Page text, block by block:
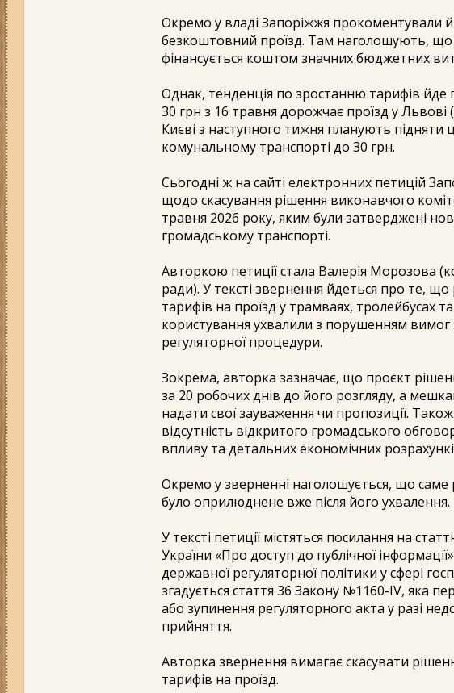
Окремо у владі Запоріжжя прокоментували й
безкоштовний проїзд. Там наголошують, що
фінансується коштом значних бюджетних
Однак, тенденція по зростанню тарифів йде
30 грн з 16 травня дорожчає проїзд у
Києві з наступного тижня планують підняти
комунальному транспорті до 30 грн.
Сьогодні ж на сайті електронних петицій
щодо скасування рішення виконавчого
травня 2026 року, яким були затверджені
громадському транспорті.
Авторкою петиції стала Валерія Морозова
ради). У тексті звернення йдеться про те,
тарифів на проїзд у трамваях, тролейбусах
користування ухвалили з порушенням
регуляторної процедури.
Зокрема, авторка зазначає, що проєкт
за 20 робочих днів до його розгляду, а
надати свої зауваження чи пропозиції.
відсутність відкритого громадського
впливу та детальних економічних
Окремо у зверненні наголошується, що
було оприлюднене вже після його ухвалення.
У тексті петиції містяться посилання на
України «Про доступ до публічної
державної регуляторної політики у сфері
згадується стаття 36 Закону №1160-IV, яка
або зупинення регуляторного акта у разі
прийняття.
Авторка звернення вимагає скасувати
тарифів на проїзд.